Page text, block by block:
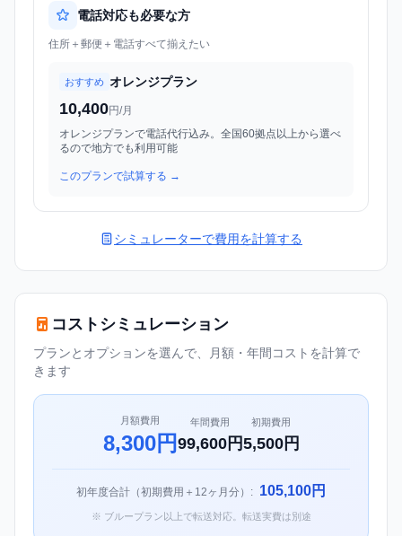
電話対応も必要な方
住所＋郵便＋電話すべて揃えたい
おすすめ オレンジプラン
10,400円/月
オレンジプランで電話代行込み。全国60拠点以上から選べ
るので地方でも利用可能
このプランで試算する →
シミュレーターで費用を計算する
コストシミュレーション
プランとオプションを選んで、月額・年間コストを計算で
きます
月額費用
8,300円
年間費用
99,600円
初期費用
5,500円
初年度合計（初期費用＋12ヶ月分）: 105,100円
※ ブループラン以上で転送対応。転送実費は別途